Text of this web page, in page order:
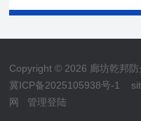
Copyright © 2026 廊坊乾邦
冀ICP备2025105938号-1
网
管理登陆